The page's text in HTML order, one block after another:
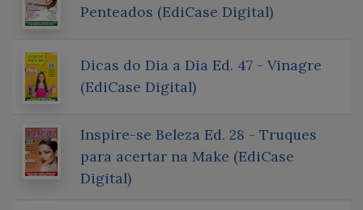
Penteados (EdiCase Digital)
Dicas do Dia a Dia Ed. 47 - Vinagre
(EdiCase Digital)
Inspire-se Beleza Ed. 28 - Truques
para acertar na Make (EdiCase
Digital)